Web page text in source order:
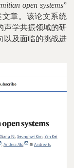
open systems”
文章。该论文系统
声学共振领域的研
以及面临的挑战进